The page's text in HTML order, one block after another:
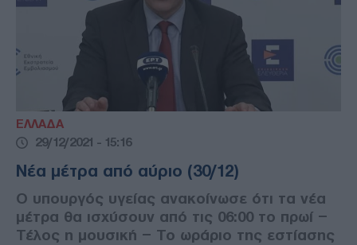
ΕΛΛΑΔΑ
29/12/2021 - 15:16
Νέα μέτρα από αύριο (30/12)
Ο υπουργός υγείας ανακοίνωσε ότι τα νέα
μέτρα θα ισχύσουν από τις 06:00 το πρωί –
Τέλος η μουσική – Το ωράριο της εστίασης